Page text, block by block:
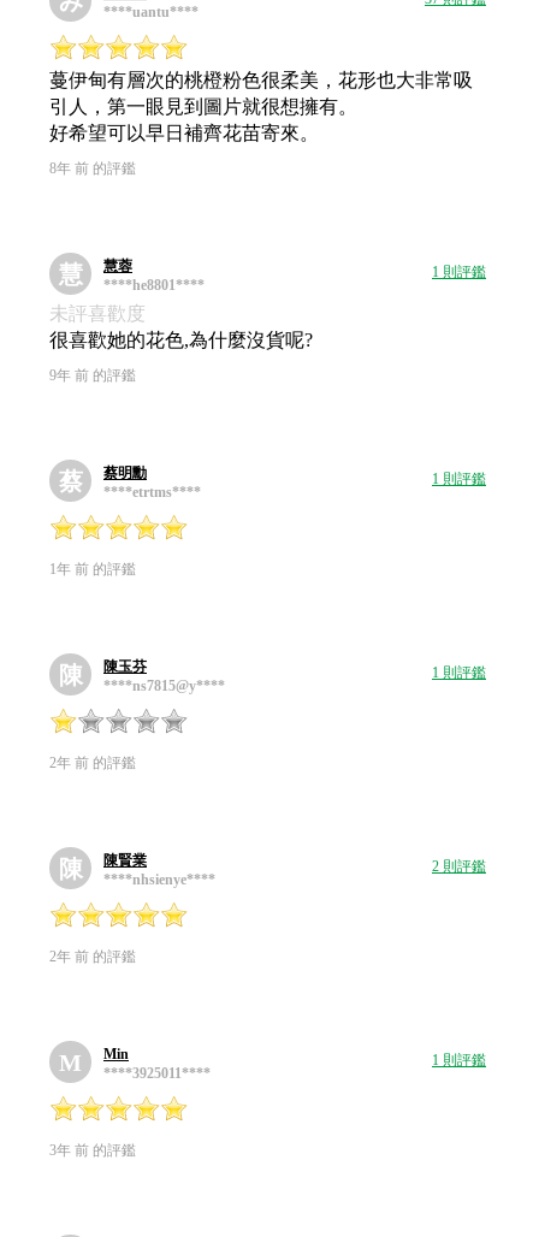
****uantu****
蔓伊甸有層次的桃橙粉色很柔美，花形也大非常吸
引人，第一眼見到圖片就很想擁有。
好希望可以早日補齊花苗寄來。
8年 前 的評鑑
慧
慧蓉
****he8801****
1 則評鑑
未評喜歡度
很喜歡她的花色,為什麼沒貨呢?
9年 前 的評鑑
蔡
蔡明勳
****etrtms****
1 則評鑑
1年 前 的評鑑
陳
陳玉芬
****ns7815@y****
1 則評鑑
2年 前 的評鑑
陳
陳賢業
****nhsienye****
2 則評鑑
2年 前 的評鑑
M
Min
****3925011****
1 則評鑑
3年 前 的評鑑